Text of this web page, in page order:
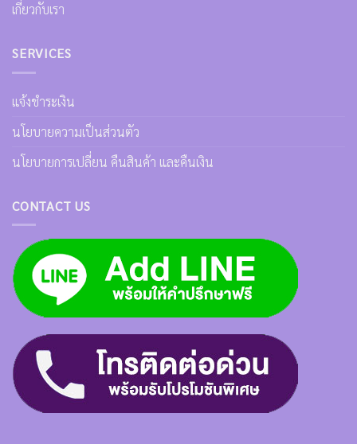
เกี่ยวกับเรา
SERVICES
แจ้งชำระเงิน
นโยบายความเป็นส่วนตัว
นโยบายการเปลี่ยน คืนสินค้า และคืนเงิน
CONTACT US